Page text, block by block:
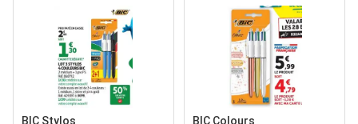
BIC Stylos BIC Colours